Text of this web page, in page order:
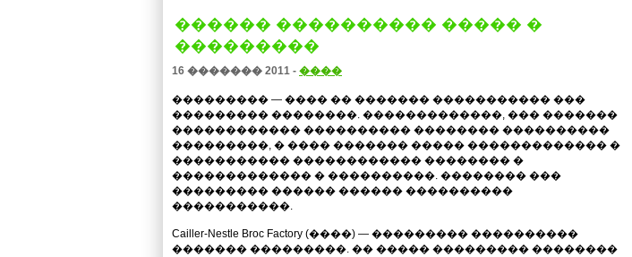
������ ���������� ����� �
���������
16 ������� 2011 - ����
��������� — ���� �� ������� ����������� ���
��������� ��������. �������������, ��� �������
������������ ���������� �������� ����������
���������, � ���� ������� ����� ������������� �
����������� ������������ �������� �
������������� � ����������. �������� ���
��������� ������ ������ ����������
�����������.
Cailler-Nestle Broc Factory (����) — ��������� ����������
������� ���������. �� ����� ��������� ��������